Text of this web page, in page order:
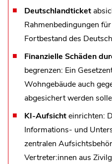
Deutschlandticket
Rahmenbedingungen
Fortbestand des
Finanzielle Schäden
begrenzen: Ein
Wohngebäude auch
abgesichert werden
KI-Aufsichteinrichten:
Informations- und
zentralen
Vertreter:innen aus